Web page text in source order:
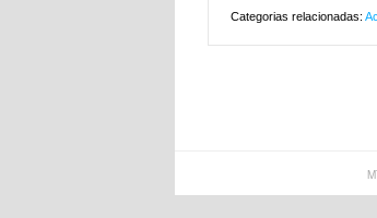
Categorias relacionadas: